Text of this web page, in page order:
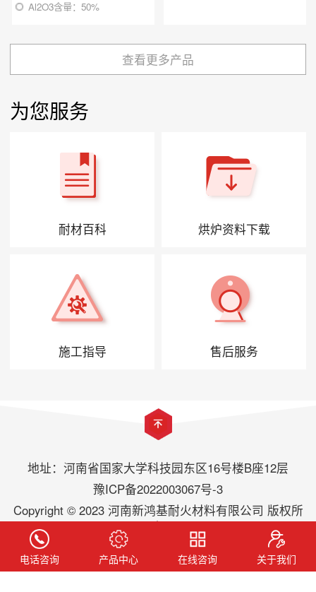
Al2O3含量：50%
查看更多产品
为您服务
耐材百科 烘炉资料下载
施工指导 售后服务
地址：河南省国家大学科技园东区16号楼B座12层
豫ICP备2022003067号-3
Copyright © 2023 河南新鸿基耐火材料有限公司 版权所
有
电话咨询 产品中心 在线咨询 关于我们